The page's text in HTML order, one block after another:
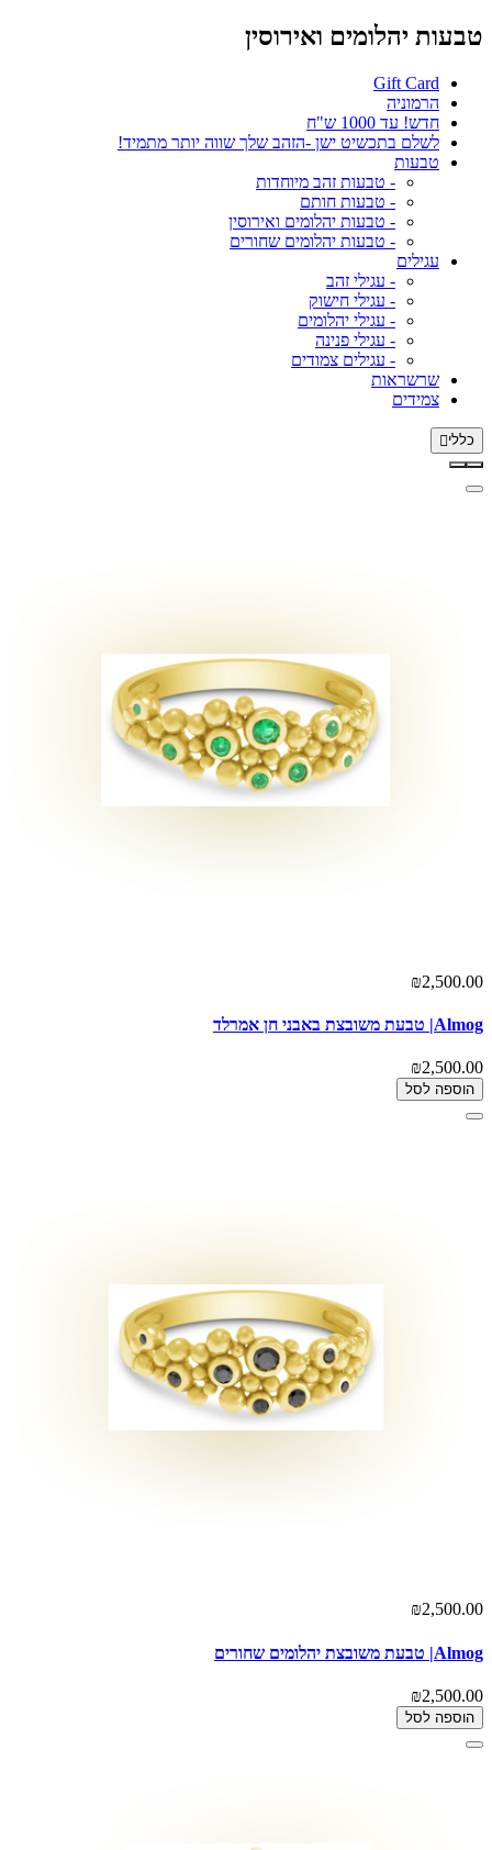
טבעות יהלומים ואירוסין
Gift Card
הרמוניה
חדש! עד 1000 ש"ח
לשלם בתכשיט ישן -הזהב שלך שווה יותר מתמיד!
טבעות
- טבעות זהב מיוחדות
- טבעות חותם
- טבעות יהלומים ואירוסין
- טבעות יהלומים שחורים
עגילים
- עגילי זהב
- עגילי חישוק
- עגילי יהלומים
- עגילי פנינה
- עגילים צמודים
שרשראות
צמידים
כללי
₪2,500.00
Almog| טבעת משובצת באבני חן אמרלד
₪2,500.00
הוספה לסל
₪2,500.00
Almog| טבעת משובצת יהלומים שחורים
₪2,500.00
הוספה לסל